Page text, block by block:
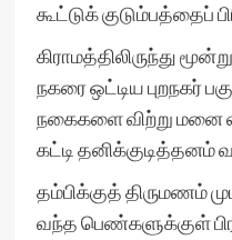
கூட்டுக் குடும்பத்தைப்
கிராமத்திலிருந்து
நகரை ஒட்டிய புறநகர்
நகைகளை விற்று மனை
கட்டி தனிக்குடித்தனம்
தம்பிக்குத் திருமணம்
வந்த பெண்களுக்குள்